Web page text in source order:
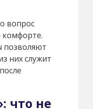
вопрос
комфорте.
позволяют
них служит
что не